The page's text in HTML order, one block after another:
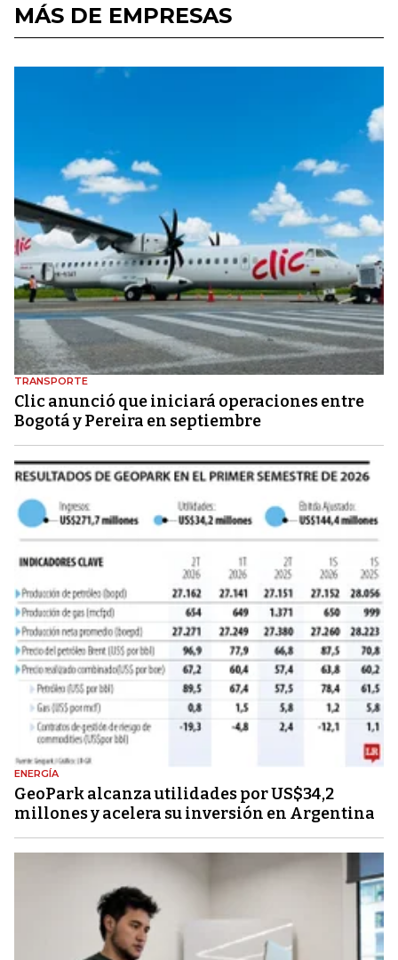
MÁS DE EMPRESAS
TRANSPORTE
Clic anunció que iniciará operaciones entre
Bogotá y Pereira en septiembre
ENERGÍA
GeoPark alcanza utilidades por US$34,2
millones y acelera su inversión en Argentina